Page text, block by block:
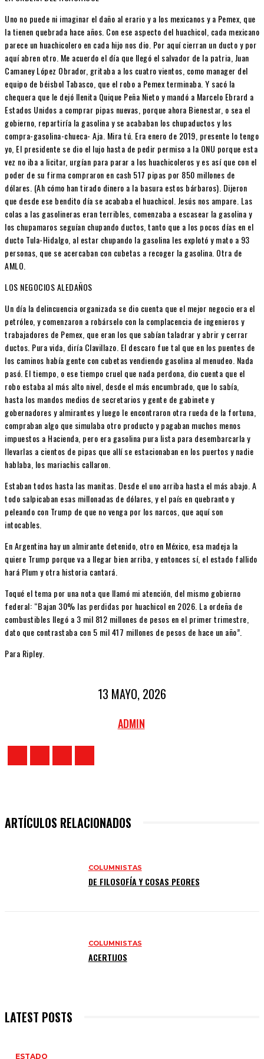
Uno no puede ni imaginar el daño al erario y a los mexicanos y a Pemex, que
la tienen quebrada hace años. Con ese aspecto del huachicol, cada mexicano
parece un huachicolero en cada hijo nos dio. Por aquí cierran un ducto y por
aquí abren otro. Me acuerdo el día que llegó el salvador de la patria, Juan
Camaney López Obrador, gritaba a los cuatro vientos, como manager del
equipo de béisbol Tabasco, que el robo a Pemex terminaba. Y sacó la
chequera que le dejó llenita Quique Peña Nieto y mandó a Marcelo Ebrard a
Estados Unidos a comprar pipas nuevas, porque ahora Bienestar, o sea el
gobierno, repartiría la gasolina y se acababan los chupaductos y los
compra-gasolina-chueca- Aja. Mira tú. Era enero de 2019, presente lo tengo
yo, El presidente se dio el lujo hasta de pedir permiso a la ONU porque esta
vez no iba a licitar, urgían para parar a los huachicoleros y es así que con el
poder de su firma compraron en cash 517 pipas por 850 millones de
dólares. (Ah cómo han tirado dinero a la basura estos bárbaros). Dijeron
que desde ese bendito día se acababa el huachicol. Jesús nos ampare. Las
colas a las gasolineras eran terribles, comenzaba a escasear la gasolina y
los chupamaros seguían chupando ductos, tanto que a los pocos días en el
ducto Tula-Hidalgo, al estar chupando la gasolina les explotó y mato a 93
personas, que se acercaban con cubetas a recoger la gasolina. Otra de
AMLO.
LOS NEGOCIOS ALEDAÑOS
Un día la delincuencia organizada se dio cuenta que el mejor negocio era el
petróleo, y comenzaron a robárselo con la complacencia de ingenieros y
trabajadores de Pemex, que eran los que sabían taladrar y abrir y cerrar
ductos. Pura vida, diría Clavillazo. El descaro fue tal que en los puentes de
los caminos había gente con cubetas vendiendo gasolina al menudeo. Nada
pasó. El tiempo, o ese tiempo cruel que nada perdona, dio cuenta que el
robo estaba al más alto nivel, desde el más encumbrado, que lo sabía,
hasta los mandos medios de secretarios y gente de gabinete y
gobernadores y almirantes y luego le encontraron otra rueda de la fortuna,
compraban algo que simulaba otro producto y pagaban muchos menos
impuestos a Hacienda, pero era gasolina pura lista para desembarcarla y
llevarlas a cientos de pipas que allí se estacionaban en los puertos y nadie
hablaba, los mariachis callaron.
Estaban todos hasta las manitas. Desde el uno arriba hasta el más abajo. A
todo salpicaban esas millonadas de dólares, y el país en quebranto y
peleando con Trump de que no venga por los narcos, que aquí son
intocables.
En Argentina hay un almirante detenido, otro en México, esa madeja la
quiere Trump porque va a llegar bien arriba, y entonces sí, el estado fallido
hará Plum y otra historia cantará.
Toqué el tema por una nota que llamó mi atención, del mismo gobierno
federal: “Bajan 30% las perdidas por huachicol en 2026. La ordeña de
combustibles llegó a 3 mil 812 millones de pesos en el primer trimestre,
dato que contrastaba con 5 mil 417 millones de pesos de hace un año”.
Para Ripley.
13 MAYO, 2026
ADMIN
ARTÍCULOS RELACIONADOS
COLUMNISTAS
DE FILOSOFÍA Y COSAS PEORES
COLUMNISTAS
ACERTIJOS
LATEST POSTS
ESTADO